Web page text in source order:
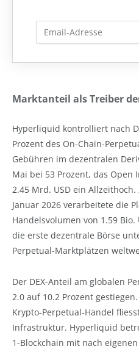
Marktanteil als Treiber
Hyperliquid kontrolliert nach
Prozent des On-Chain-
Gebühren im dezentralen
Mai bei 53 Prozent, das
2.45 Mrd. USD ein
Januar 2026 verarbeitete die
Handelsvolumen von 1.59
die erste dezentrale Börse
Perpetual-Marktplätzen
Der DEX-Anteil am globalen
2.0 auf 10.2 Prozent
Krypto-Perpetual-Handel
Infrastruktur. Hyperliquid
1-Blockchain mit nach